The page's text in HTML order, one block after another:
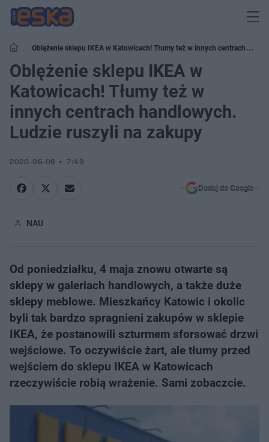
Oblężenie sklepu IKEA w Katowicach! Tłumy też w innych centrach
handlowych. Ludzie ruszyli na zakupy
Oblężenie sklepu IKEA w
Katowicach! Tłumy też w
innych centrach handlowych.
Ludzie ruszyli na zakupy
2020-05-06 7:49
Dodaj do Google
NAU
Od poniedziałku, 4 maja znowu otwarte są
sklepy w galeriach handlowych, a także duże
sklepy meblowe. Mieszkańcy Katowic i okolic
byli tak bardzo spragnieni zakupów w sklepie
IKEA, że postanowili szturmem sforsować drzwi
wejściowe. To oczywiście żart, ale tłumy przed
wejściem do sklepu IKEA w Katowicach
rzeczywiście robią wrażenie. Sami zobaczcie.